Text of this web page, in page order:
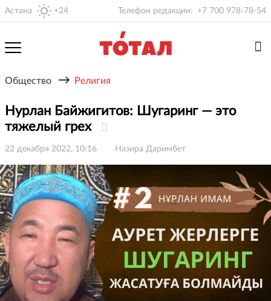
Астана +24 Телефон редакции: +7 700 978-78-54
Общество → Религия
Нурлан Байжигитов: Шугаринг — это
тяжелый грех
22 декабря 2022, 10:16 Назира Даримбет